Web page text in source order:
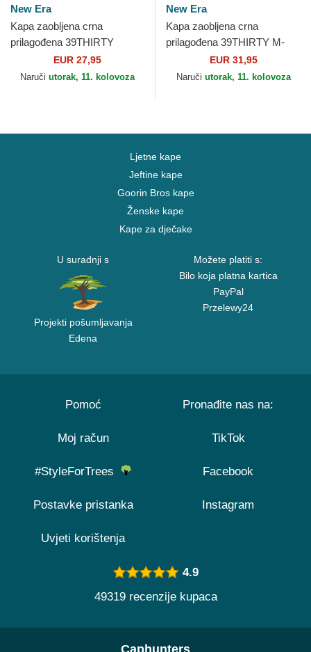
New Era
Kapa zaobljena crna
prilagođena 39THIRTY
Essential Los Angeles
Dodgers MLB New Era
EUR 27,95
Naruči utorak, 11. kolovoza
New Era
Kapa zaobljena crna
prilagođena 39THIRTY M-
Crown A Frame New York
Yankees MLB New Era
EUR 31,95
Naruči utorak, 11. kolovoza
Ljetne kape
Jeftine kape
Goorin Bros kape
Ženske kape
Kape za dječake
U suradnji s
Projekti pošumljavanja
Edena
Možete platiti s:
Bilo koja platna kartica
PayPal
Przelewy24
Pomoć
Moj račun
#StyleForTrees
Postavke pristanka
Uvjeti korištenja
Pronađite nas na:
TikTok
Facebook
Instagram
4.9
49319 recenzije kupaca